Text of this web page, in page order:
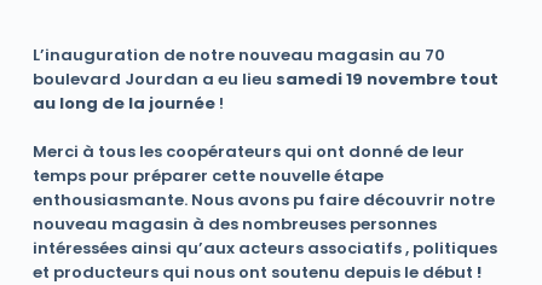
L’inauguration de notre nouveau magasin au 70
boulevard Jourdan a eu lieu samedi 19 novembre tout
au long de la journée!
Merci à tous les coopérateurs qui ont donné de leur
temps pour préparer cette nouvelle étape
enthousiasmante. Nous avons pu faire découvrir notre
nouveau magasin à des nombreuses personnes
intéressées ainsi qu’aux acteurs associatifs , politiques
et producteurs qui nous ont soutenu depuis le début !